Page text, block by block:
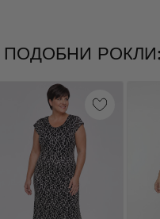
ПОДОБНИ РОКЛИ: